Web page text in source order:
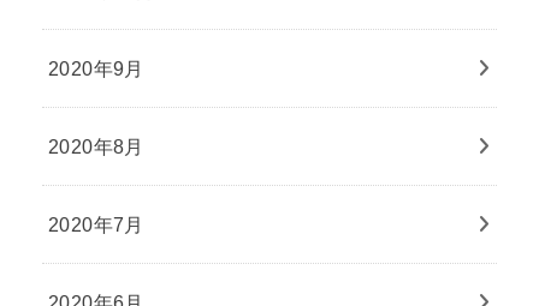
2020年9月
2020年8月
2020年7月
2020年6月